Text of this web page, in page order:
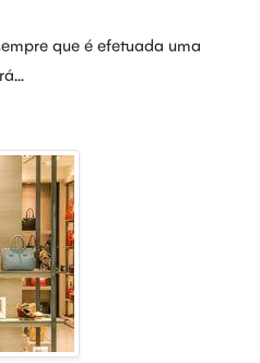
que é efetuada uma